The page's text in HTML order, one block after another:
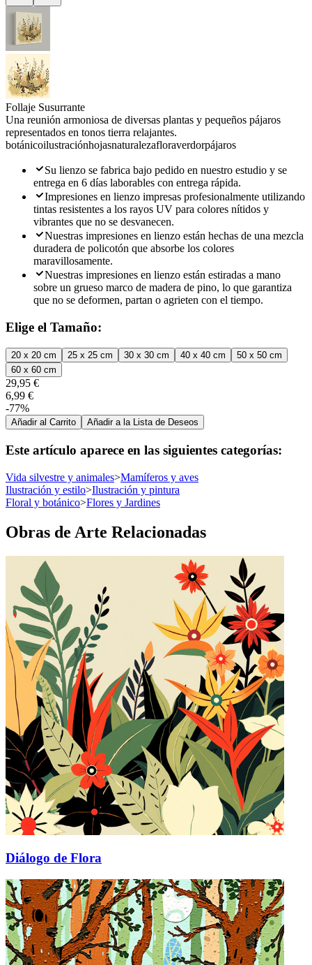
Follaje Susurrante
Una reunión armoniosa de diversas plantas y pequeños pájaros
representados en tonos tierra relajantes.
botánicoilustraciónhojasnaturalezafloraverdorpájaros
Su lienzo se fabrica bajo pedido en nuestro estudio y se
entrega en 6 días laborables con entrega rápida.
Impresiones en lienzo impresas profesionalmente utilizando
tintas resistentes a los rayos UV para colores nítidos y
vibrantes que no se desvanecen.
Nuestras impresiones en lienzo están hechas de una mezcla
duradera de policotón que absorbe los colores
maravillosamente.
Nuestras impresiones en lienzo están estiradas a mano
sobre un grueso marco de madera de pino, lo que garantiza
que no se deformen, partan o agrieten con el tiempo.
Elige el Tamaño:
20 x 20 cm 25 x 25 cm 30 x 30 cm 40 x 40 cm
50 x 50 cm
60 x 60 cm
29,95 €
6,99 €
-77%
Añadir al Carrito Añadir a la Lista de Deseos
Este artículo aparece en las siguientes categorías:
Vida silvestre y animales>Mamíferos y aves
Ilustración y estilo>Ilustración y pintura
Floral y botánico>Flores y Jardines
Obras de Arte Relacionadas
Diálogo de Flora